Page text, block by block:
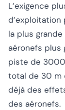
L’exigence
la plus
aéronefs plus
piste de
total de 30 m
déjà des
des aéronefs.